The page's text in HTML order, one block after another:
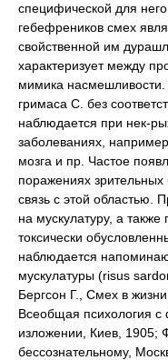
специфической для
гебефреников смех
свойственной им
характеризует между
мимика
гримаса С. без
наблюдается при нек-
заболеваниях,
мозга и пр. Частое
поражениях зрительных
связь с этой областью.
на мускулатуру, а
токсически
наблюдается
мускулатуры (risus
Бергсон Г., Смех в
Всеобщая психология
изложении, Киев, 1905;
бессознательному,